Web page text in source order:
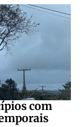
com